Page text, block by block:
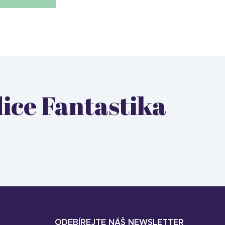
Fantastika
ODEBÍREJTE NÁŠ NEWSLETTER